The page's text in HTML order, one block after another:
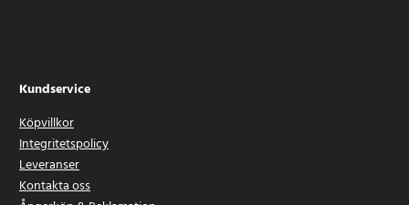
Kundservice
Köpvillkor
Integritetspolicy
Leveranser
Kontakta oss